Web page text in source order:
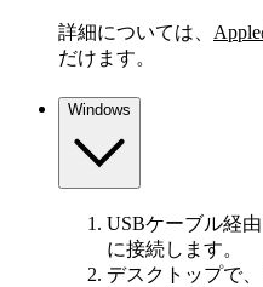
詳細については、
だけます。
Windows
USBケーブル経
に接続します。
デスクトップで